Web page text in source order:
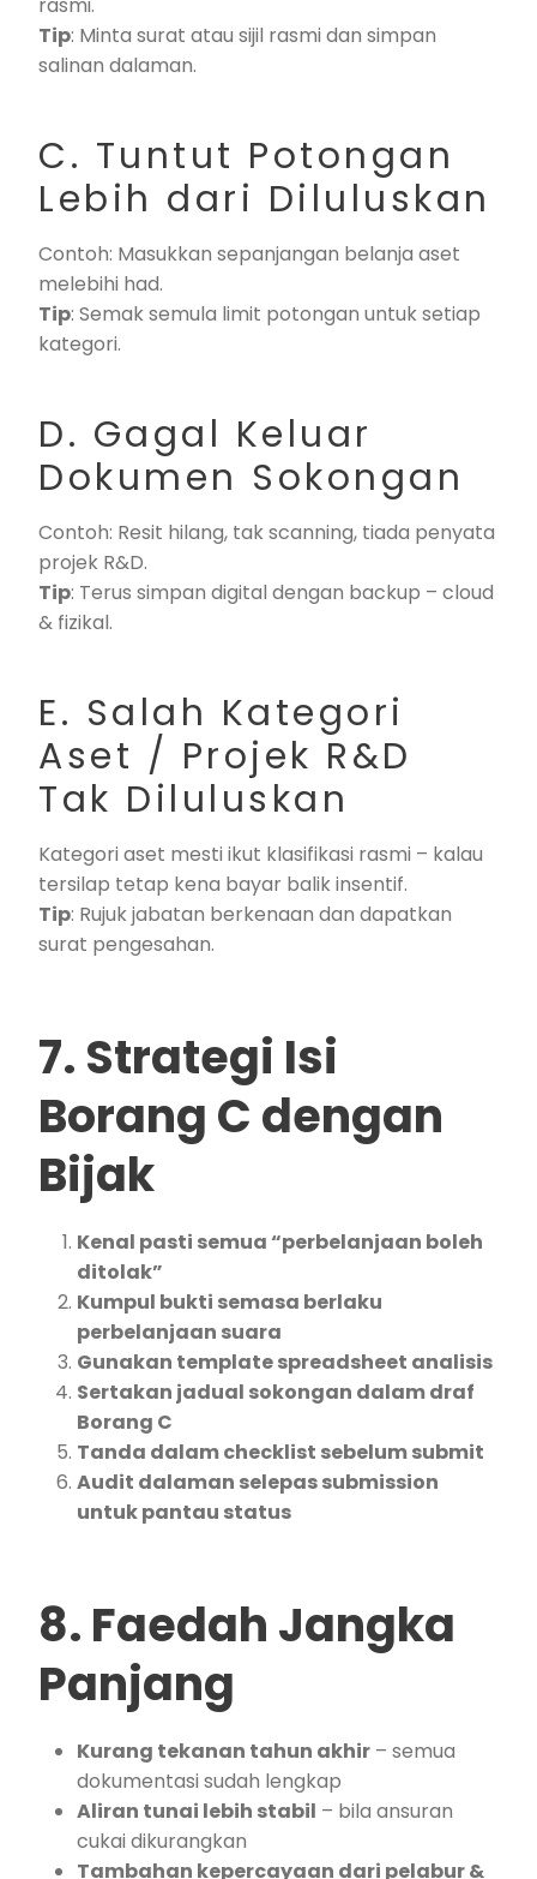
Tip: Minta surat atau sijil rasmi dan simpan
salinan dalaman.
C. Tuntut Potongan
Lebih dari Diluluskan
Contoh: Masukkan sepanjangan belanja aset
melebihi had.
Tip: Semak semula limit potongan untuk setiap
kategori.
D. Gagal Keluar
Dokumen Sokongan
Contoh: Resit hilang, tak scanning, tiada penyata
projek R&D.
Tip: Terus simpan digital dengan backup – cloud
& fizikal.
E. Salah Kategori
Aset / Projek R&D
Tak Diluluskan
Kategori aset mesti ikut klasifikasi rasmi – kalau
tersilap tetap kena bayar balik insentif.
Tip: Rujuk jabatan berkenaan dan dapatkan
surat pengesahan.
7. Strategi Isi
Borang C dengan
Bijak
Kenal pasti semua “perbelanjaan boleh
ditolak”
Kumpul bukti semasa berlaku
perbelanjaan suara
Gunakan template spreadsheet analisis
Sertakan jadual sokongan dalam draf
Borang C
Tanda dalam checklist sebelum submit
Audit dalaman selepas submission
untuk pantau status
8. Faedah Jangka
Panjang
Kurang tekanan tahun akhir – semua
dokumentasi sudah lengkap
Aliran tunai lebih stabil – bila ansuran
cukai dikurangkan
Tambahan kepercayaan dari pelabur &